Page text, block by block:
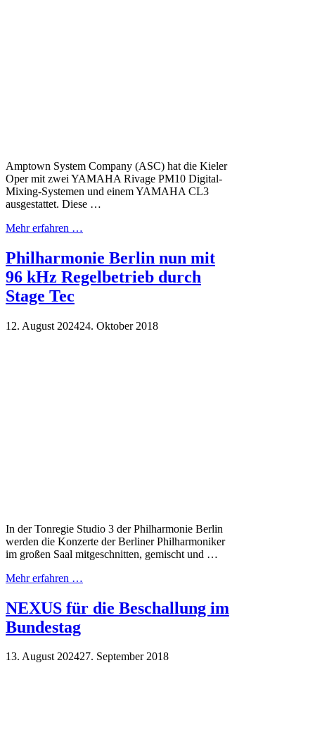
Amptown System Company (ASC) hat die Kieler
Oper mit zwei YAMAHA Rivage PM10 Digital-
Mixing-Systemen und einem YAMAHA CL3
ausgestattet. Diese …
Mehr erfahren …
Philharmonie Berlin nun mit
96 kHz Regelbetrieb durch
Stage Tec
12. August 202424. Oktober 2018
In der Tonregie Studio 3 der Philharmonie Berlin
werden die Konzerte der Berliner Philharmoniker
im großen Saal mitgeschnitten, gemischt und …
Mehr erfahren …
NEXUS für die Beschallung im
Bundestag
13. August 202427. September 2018